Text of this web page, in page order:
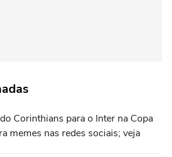
Corinthians para o Inter na Copa
memes nas redes sociais; veja